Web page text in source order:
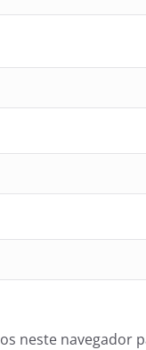
neste navegador